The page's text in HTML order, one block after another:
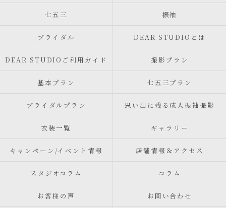
七五三 振袖
ブライダル DEAR STUDIOとは
DEAR STUDIOご利用ガイド 撮影プラン
基本プラン 七五三プラン
ブライダルプラン 思い出に残る成人振袖撮影
衣装一覧 ギャラリー
キャンペーン/イベント情報 店舗情報＆アクセス
スタジオコラム コラム
お客様の声 お問い合わせ